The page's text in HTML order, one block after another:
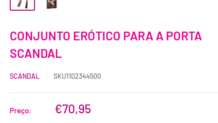
CONJUNTO ERÓTICO PARA A PORTA
SCANDAL
SCANDAL SKU1102344500
Preço: €70,95